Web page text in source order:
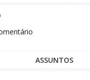
ASSUNTOS